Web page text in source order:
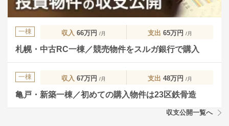
一棟 収入 66万円 /月 支出 65万円 /月
札幌・中古RC一棟／競売物件をスルガ銀行で購入
一棟 収入 67万円 /月 支出 48万円 /月
亀戸・新築一棟／初めての購入物件は23区鉄骨造
収支公開一覧へ